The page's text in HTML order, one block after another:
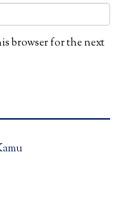
browser for the next